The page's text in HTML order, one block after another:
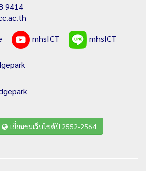
9414
mhsICT mhsICT
เยี่ยมชมเว็บไซต์ปี 2552-2564